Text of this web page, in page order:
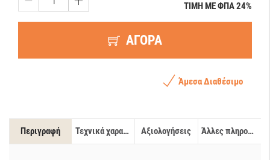
ΤΙΜΗ ΜΕ ΦΠΑ 24%
ΑΓΟΡΑ
Άμεσα Διαθέσιμο
Περιγραφή Τεχνικά χαρακτηριστικά Αξιολογήσεις Άλλες πληροφορίες